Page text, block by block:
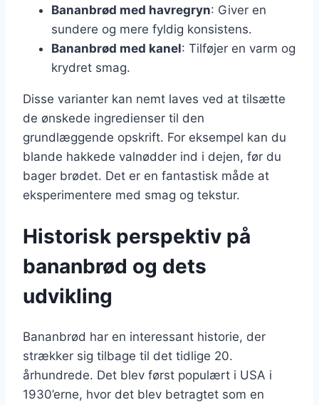
Bananbrød med havregryn: Giver en
sundere og mere fyldig konsistens.
Bananbrød med kanel: Tilføjer en varm og
krydret smag.
Disse varianter kan nemt laves ved at tilsætte
de ønskede ingredienser til den
grundlæggende opskrift. For eksempel kan du
blande hakkede valnødder ind i dejen, før du
bager brødet. Det er en fantastisk måde at
eksperimentere med smag og tekstur.
Historisk perspektiv på
bananbrød og dets
udvikling
Bananbrød har en interessant historie, der
strækker sig tilbage til det tidlige 20.
århundrede. Det blev først populært i USA i
1930’erne, hvor det blev betragtet som en